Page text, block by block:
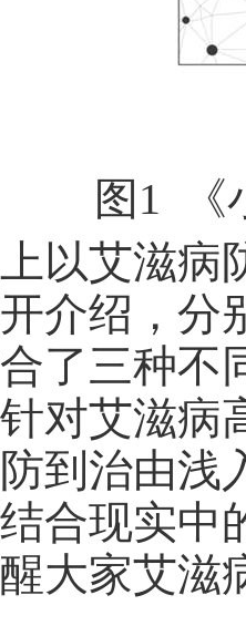
图 1
以艾滋病
介绍，分
了三种不
对艾滋病
到治由浅
合现实中
大家艾滋